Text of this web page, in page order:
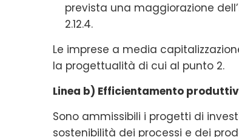
prevista una maggiorazione
2.12.4.
Le imprese a media
la progettualità di cui al punto 2.
Linea b) Efficientamento
Sono ammissibili i progetti di
sostenibilità dei processi e dei